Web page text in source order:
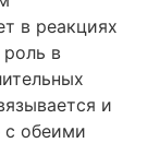
в реакциях
в
и
с обеими